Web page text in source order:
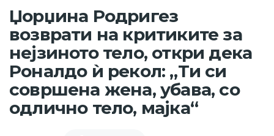
Џорџина Родригез
возврати на критиките за
нејзиното тело, откри дека
Роналдо ѝ рекол: „Ти си
совршена жена, убава, со
одлично тело, мајка“